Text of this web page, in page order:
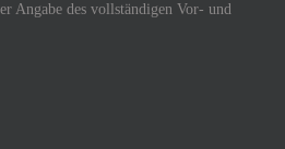
Angabe des vollständigen Vor- und